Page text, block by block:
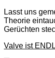
Lasst uns
Theorie
Gerüchten
Valve ist